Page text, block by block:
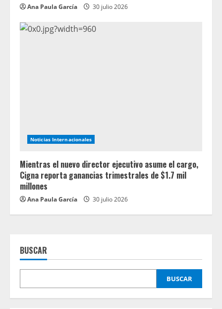
Ana Paula García 30 julio 2026
Noticias Internacionales
Mientras el nuevo director ejecutivo asume el cargo,
Cigna reporta ganancias trimestrales de $1.7 mil
millones
Ana Paula García 30 julio 2026
BUSCAR
BUSCAR